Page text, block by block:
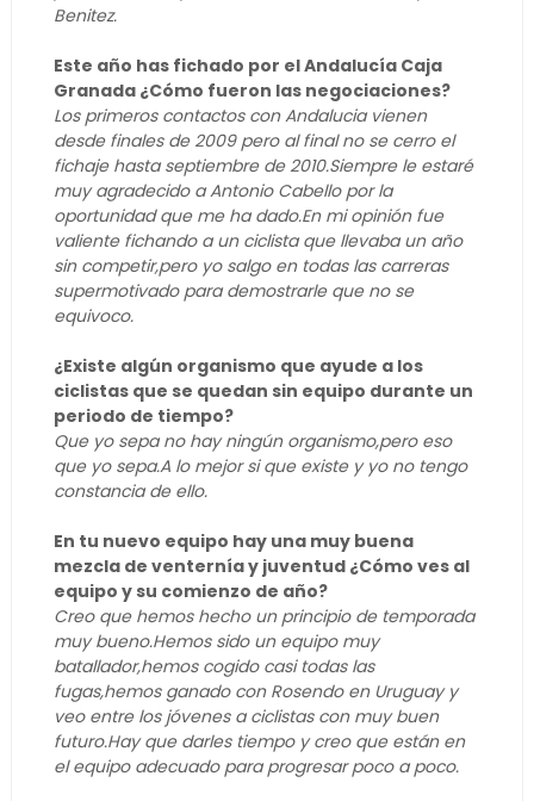
Benitez.
Este año has fichado por el Andalucía Caja
Granada ¿Cómo fueron las negociaciones?
Los primeros contactos con Andalucia vienen
desde finales de 2009 pero al final no se cerro el
fichaje hasta septiembre de 2010.Siempre le estaré
muy agradecido a Antonio Cabello por la
oportunidad que me ha dado.En mi opinión fue
valiente fichando a un ciclista que llevaba un año
sin competir,pero yo salgo en todas las carreras
supermotivado para demostrarle que no se
equivoco.
¿Existe algún organismo que ayude a los
ciclistas que se quedan sin equipo durante un
periodo de tiempo?
Que yo sepa no hay ningún organismo,pero eso
que yo sepa.A lo mejor si que existe y yo no tengo
constancia de ello.
En tu nuevo equipo hay una muy buena
mezcla de venternía y juventud ¿Cómo ves al
equipo y su comienzo de año?
Creo que hemos hecho un principio de temporada
muy bueno.Hemos sido un equipo muy
batallador,hemos cogido casi todas las
fugas,hemos ganado con Rosendo en Uruguay y
veo entre los jóvenes a ciclistas con muy buen
futuro.Hay que darles tiempo y creo que están en
el equipo adecuado para progresar poco a poco.